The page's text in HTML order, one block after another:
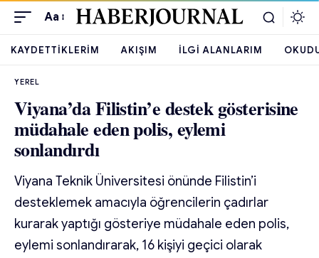
Aa
KAYDETTIKLERIM AKIŞIM İLGI ALANLARIM
YEREL
Viyana’da Filistin’e destek gösterisine
müdahale eden polis, eylemi
sonlandırdı
Viyana Teknik Üniversitesi önünde Filistin’i
desteklemek amacıyla öğrencilerin çadırlar
kurarak yaptığı gösteriye müdahale eden polis,
eylemi sonlandırarak, 16 kişiyi geçici olarak